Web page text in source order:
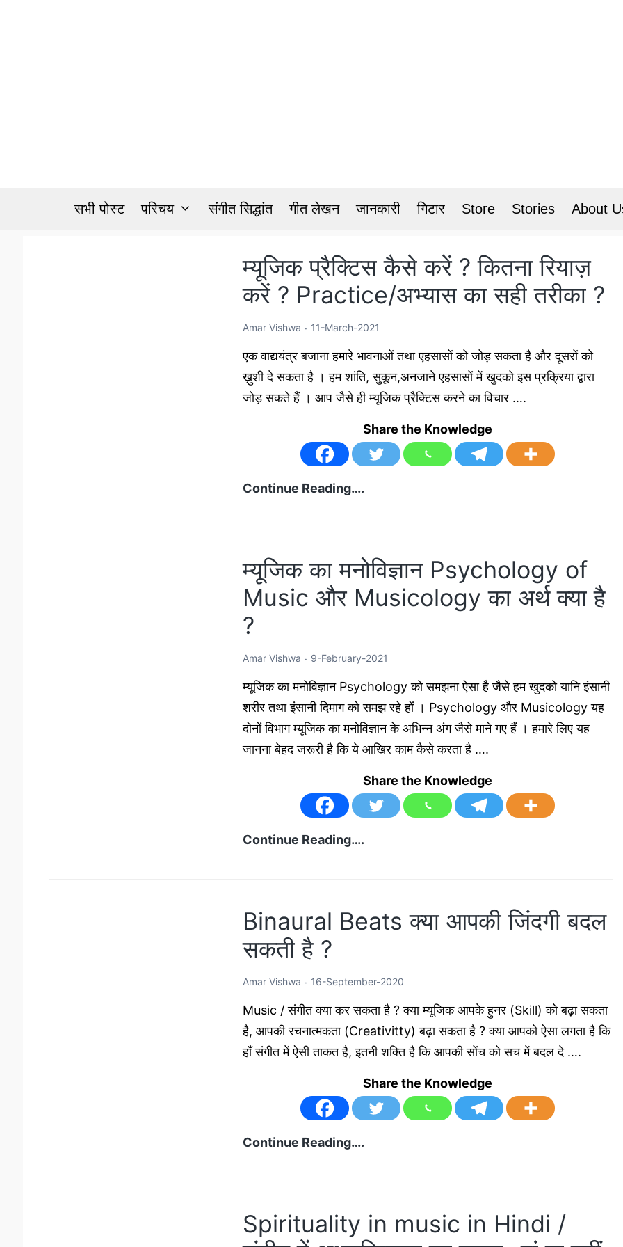
सभी पोस्ट परिचय संगीत सिद्धांत गीत लेखन जानकारी गिटार Store Stories About
म्यूजिक प्रैक्टिस कैसे करें ? कितना रियाज़
करें ? Practice/अभ्यास का सही तरीका ?
Amar Vishwa 11-March-2021
एक वाद्ययंत्र बजाना हमारे भावनाओं तथा एहसासों को जोड़ सकता है और दूसरों को
ख़ुशी दे सकता है । हम शांति, सुकून,अनजाने एहसासों में खुदको इस प्रक्रिया द्वारा
जोड़ सकते हैं । आप जैसे ही म्यूजिक प्रैक्टिस करने का विचार ….
Share the Knowledge
Continue Reading….
?
कितना
?
अभ्यास
का
सही
तरीका
?
म्यूजिक का मनोविज्ञान Psychology of
Music और Musicology का अर्थ क्या है
?
Amar Vishwa 9-February-2021
म्यूजिक का मनोविज्ञान Psychology को समझना ऐसा है जैसे हम खुदको यानि इंसानी
शरीर तथा इंसानी दिमाग को समझ रहे हों । Psychology और Musicology यह
दोनों विभाग म्यूजिक का मनोविज्ञान के अभिन्न अंग जैसे माने गए हैं । हमारे लिए यह
जानना बेहद जरूरी है कि ये आखिर काम कैसे करता है ….
Share the Knowledge
Continue Reading….
of
Musicology
का
अर्थ
क्या
?
Binaural Beats क्या आपकी जिंदगी बदल
सकती है ?
Amar Vishwa 16-September-2020
Music / संगीत क्या कर सकता है ? क्या म्यूजिक आपके हुनर (Skill) को बढ़ा सकता
है, आपकी रचनात्मकता (Creativitty) बढ़ा सकता है ? क्या आपको ऐसा लगता है कि
हाँ संगीत में ऐसी ताकत है, इतनी शक्ति है कि आपकी सोंच को सच में बदल दे ….
Share the Knowledge
Continue Reading….
जिंदगी
Spirituality in music in Hindi /